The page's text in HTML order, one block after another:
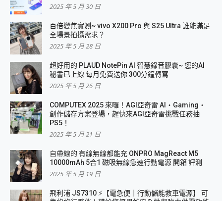
2025 年 5 月 30 日
百倍變焦實測~ vivo X200 Pro 與 S25 Ultra 誰能滿足
全場景拍攝需求？
2025 年 5 月 28 日
超好用的 PLAUD NotePin AI 智慧錄音膠囊~ 您的AI
秘書已上線 每月免費送你 300分鐘轉寫
2025 年 5 月 26 日
COMPUTEX 2025 來囉！AGI亞奇雷 AI・Gaming・
創作儲存方案登場，趕快來AGI亞奇雷挑戰任務抽
PS5！
2025 年 5 月 21 日
自帶線的 有線無線都能充 ONPRO MagReact M5
10000mAh 5合1 磁吸無線急速行動電源 開箱 評測
2025 年 5 月 19 日
飛利浦 JS7310 ⚡【電急便｜行動儲能救車電源】 可